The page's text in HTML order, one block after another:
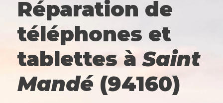
Réparation de
téléphones et
tablettes àSaint
Mandé (94160)